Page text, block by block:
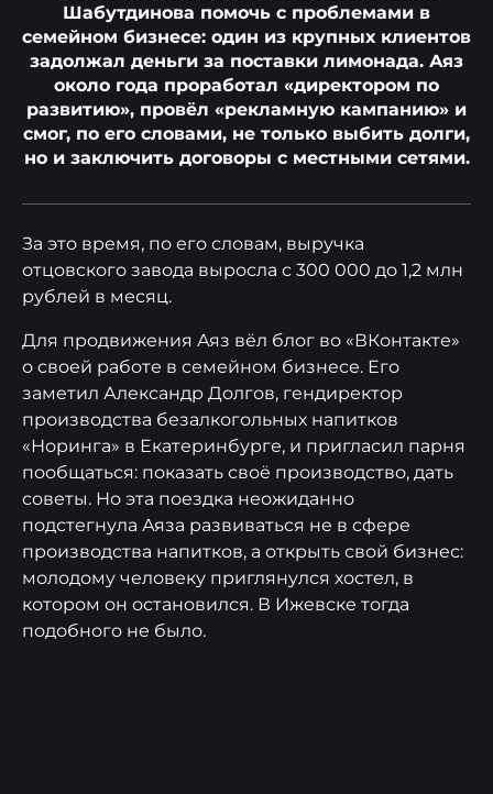
Шабутдинова помочь с проблемами в
семейном бизнесе: один из крупных клиентов
задолжал деньги за поставки лимонада. Аяз
около года проработал «директором по
развитию», провёл «рекламную кампанию» и
смог, по его словами, не только выбить долги,
но и заключить договоры с местными сетями.
За это время, по его словам, выручка
отцовского завода выросла с 300 000 до 1,2 млн
рублей в месяц.
Для продвижения Аяз вёл блог во «ВКонтакте»
о своей работе в семейном бизнесе. Его
заметил Александр Долгов, гендиректор
производства безалкогольных напитков
«Норинга» в Екатеринбурге, и пригласил парня
пообщаться: показать своё производство, дать
советы. Но эта поездка неожиданно
подстегнула Аяза развиваться не в сфере
производства напитков, а открыть свой бизнес:
молодому человеку приглянулся хостел, в
котором он остановился. В Ижевске тогда
подобного не было.